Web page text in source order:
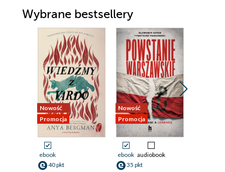
Wybrane bestsellery
Nowość
Promocja
ebook
40 pkt
Nowość
Promocja
ebook audiobook
35 pkt